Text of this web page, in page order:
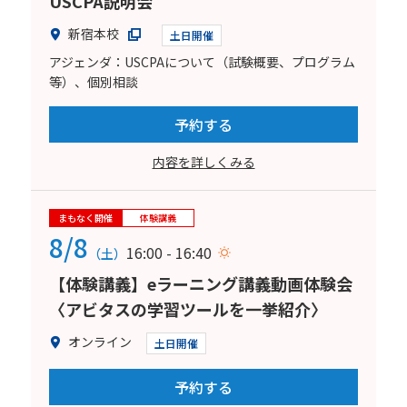
新宿本校 土日開催
アジェンダ：USCPAについて（試験概要、プログラム
等）、個別相談
予約する
内容を詳しくみる
まもなく開催 体験講義
8/8 （土） 16:00 - 16:40
【体験講義】eラーニング講義動画体験会
〈アビタスの学習ツールを一挙紹介〉
オンライン 土日開催
予約する